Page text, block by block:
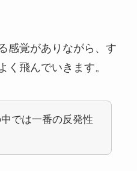
感覚がありながら、す
く飛んでいきます。
では一番の反発性